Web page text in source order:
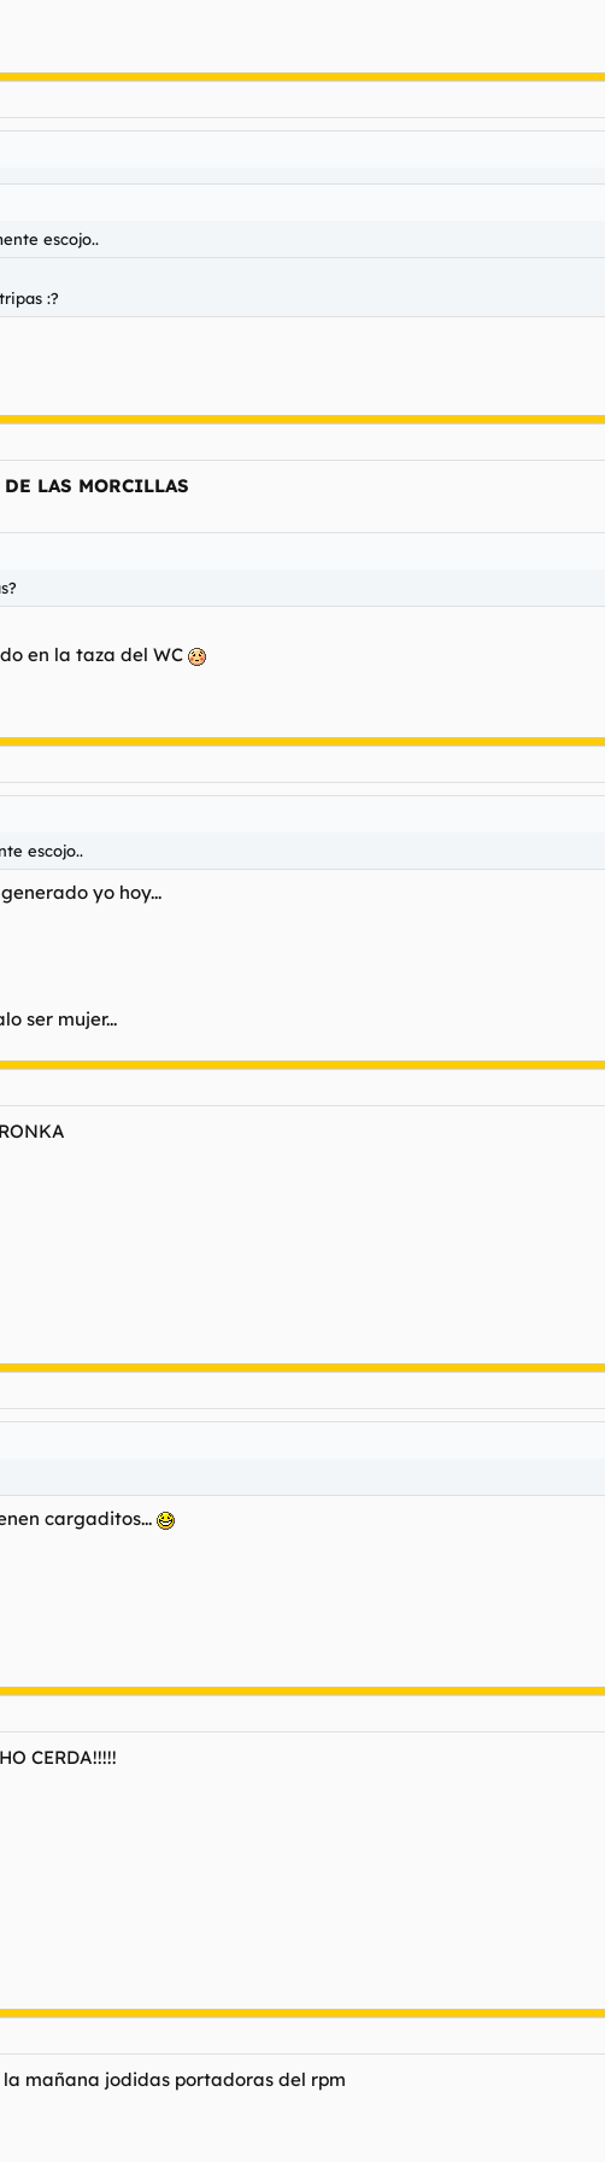
escojo..
:?
LAS MORCILLAS
en la taza del WC
escojo..
yo hoy...
ser mujer...
cargaditos...
CERDA!!!!!
mañana jodidas portadoras del rpm